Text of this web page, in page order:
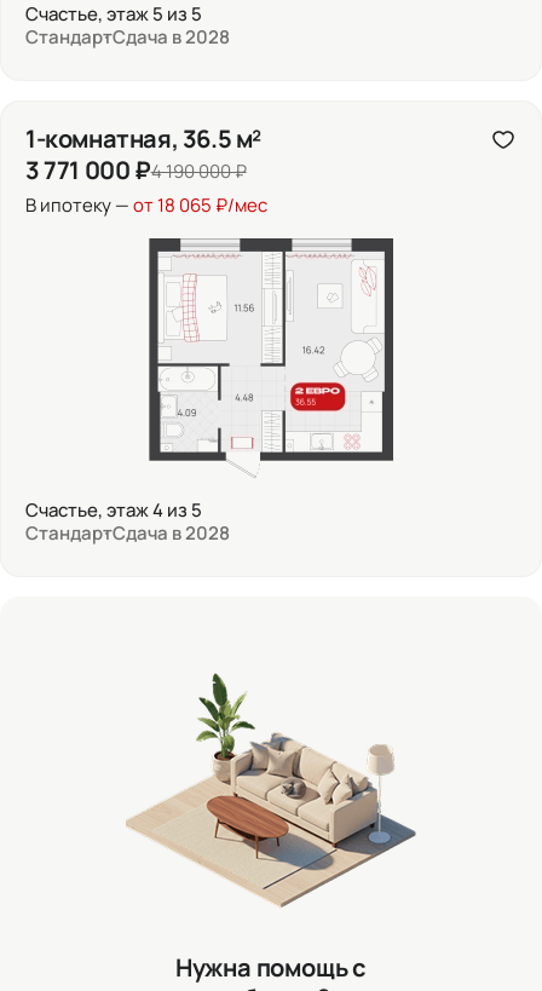
Счастье, этаж 5 из 5
СтандартСдача в 2028
1-комнатная, 36.5 м²
3 771 000 ₽4 190 000 ₽
В ипотеку —от 18 065 ₽/мес
Счастье, этаж 4 из 5
СтандартСдача в 2028
Нужна помощь с